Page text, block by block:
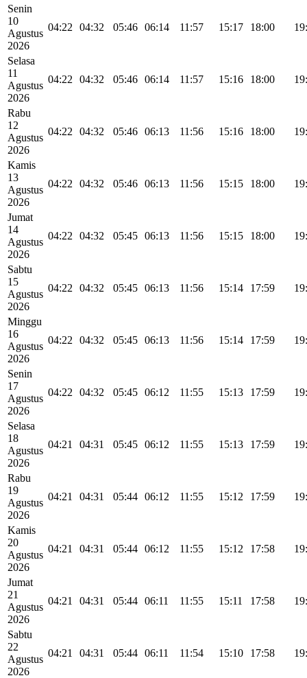
Senin
10
Agustus
2026
04:22 04:32 05:46 06:14 11:57 15:17 18:00
Selasa
11
Agustus
2026
04:22 04:32 05:46 06:14 11:57 15:16 18:00
Rabu
12
Agustus
2026
04:22 04:32 05:46 06:13 11:56 15:16 18:00
Kamis
13
Agustus
2026
04:22 04:32 05:46 06:13 11:56 15:15 18:00
Jumat
14
Agustus
2026
04:22 04:32 05:45 06:13 11:56 15:15 18:00
Sabtu
15
Agustus
2026
04:22 04:32 05:45 06:13 11:56 15:14 17:59
Minggu
16
Agustus
2026
04:22 04:32 05:45 06:13 11:56 15:14 17:59
Senin
17
Agustus
2026
04:22 04:32 05:45 06:12 11:55 15:13 17:59
Selasa
18
Agustus
2026
04:21 04:31 05:45 06:12 11:55 15:13 17:59
Rabu
19
Agustus
2026
04:21 04:31 05:44 06:12 11:55 15:12 17:59
Kamis
20
Agustus
2026
04:21 04:31 05:44 06:12 11:55 15:12 17:58
Jumat
21
Agustus
2026
04:21 04:31 05:44 06:11 11:55 15:11 17:58
Sabtu
22
Agustus
2026
04:21 04:31 05:44 06:11 11:54 15:10 17:58